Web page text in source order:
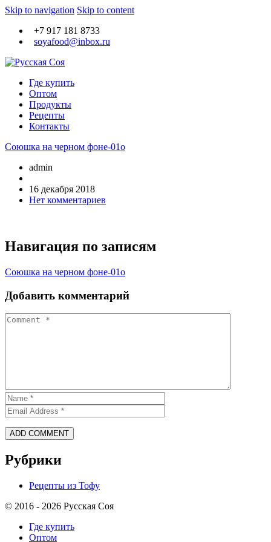
Skip to navigation Skip to content
+7 917 181 8733
soyafood@inbox.ru
Русская Соя
Крафтовое производство Тофу
Где купить
Оптом
Продукты
Рецепты
Контакты
Союшка на черном фоне-01о
admin
16 декабря 2018
Нет комментариев
Навигация по записям
Союшка на черном фоне-01о
Добавить комментарий
Рубрики
Рецепты из Тофу
© 2016 - 2026 Русская Соя
Где купить
Оптом